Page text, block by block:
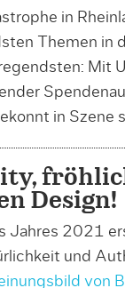
in
Themen in
Mit
in Szene
Design!
Jahres 2021
und
von